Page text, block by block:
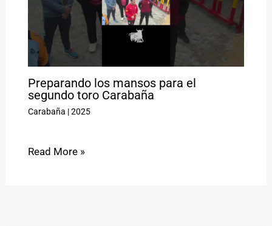
Preparando los mansos para el
segundo toro Carabaña
Carabaña |2025
Read More »